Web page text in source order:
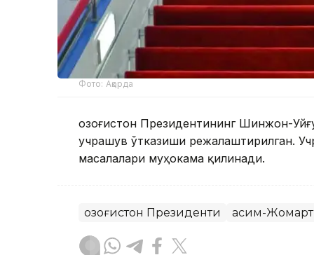
Фото: Ақорда
Қозоғистон Президентининг Шинжон-
учрашув ўтказиши режалаштирилган.
масалалари муҳокама қилинади.
Қозоғистон Президенти Қасим-Жомарт